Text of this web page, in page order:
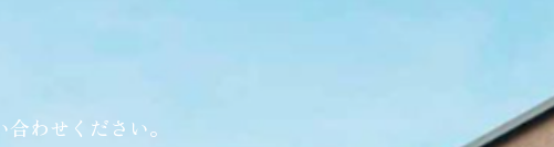
わせください。